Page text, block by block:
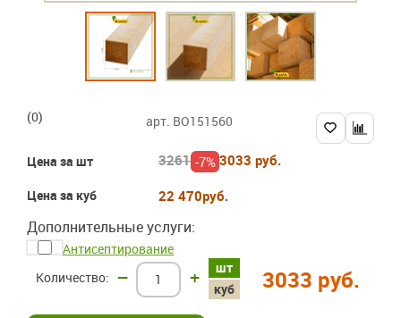
(0) арт. BO151560
Цена за шт 3261 -7% 3033 руб.
Цена за куб 22 470руб.
Дополнительные услуги:
Антисептирование
шт
куб
– + 3033 руб.